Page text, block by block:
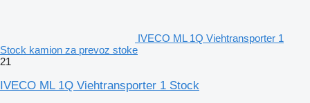
IVECO ML 1Q Viehtransporter 1
Stock kamion za prevoz stoke
21
IVECO ML 1Q Viehtransporter 1 Stock